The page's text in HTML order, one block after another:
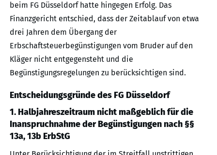
beim FG Düsseldorf hatte hingegen Erfolg. Das
Finanzgericht entschied, dass der Zeitablauf von etwa
drei Jahren dem Übergang der
Erbschaftsteuerbegünstigungen vom Bruder auf den
Kläger nicht entgegensteht und die
Begünstigungsregelungen zu berücksichtigen sind.
Entscheidungsgründe des FG Düsseldorf
1. Halbjahreszeitraum nicht maßgeblich für die
Inanspruchnahme der Begünstigungen nach §§
13a, 13b ErbStG